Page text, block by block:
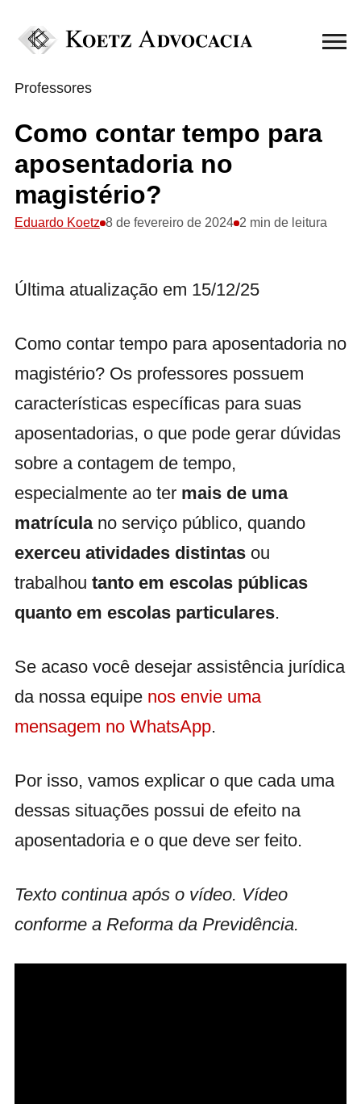
Professores
Como contar tempo para
aposentadoria no
magistério?
Eduardo Koetz 8 de fevereiro de 2024 2 min de leitura
Última atualização em 15/12/25
Como contar tempo para aposentadoria no
magistério? Os professores possuem
características específicas para suas
aposentadorias, o que pode gerar dúvidas
sobre a contagem de tempo,
especialmente ao ter mais de uma
matrículano serviço público, quando
exerceu atividades distintas ou
trabalhou tanto em escolas públicas
quanto em escolas particulares.
Se acaso você desejar assistência jurídica
da nossa equipe nos envie uma
mensagem no WhatsApp.
Por isso, vamos explicar o que cada uma
dessas situações possui de efeito na
aposentadoria e o que deve ser feito.
Texto continua após o vídeo. Vídeo
conforme a Reforma da Previdência.